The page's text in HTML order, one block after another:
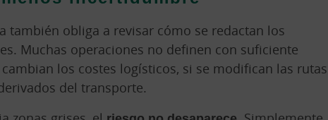
también obliga a revisar cómo se redactan los
Muchas operaciones no definen con suficiente
los costes logísticos, si se modifican las rutas
del transporte.